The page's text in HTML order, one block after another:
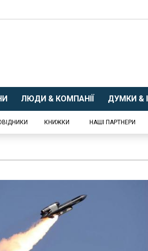
ЛЮДИ & КОМПАНІЇ ДУМКИ &
КНИЖКИ НАШІ ПАРТНЕРИ